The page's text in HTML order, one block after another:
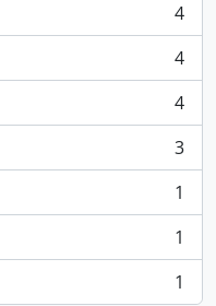
4
4
4
3
1
1
1